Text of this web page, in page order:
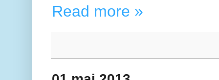
Read more »